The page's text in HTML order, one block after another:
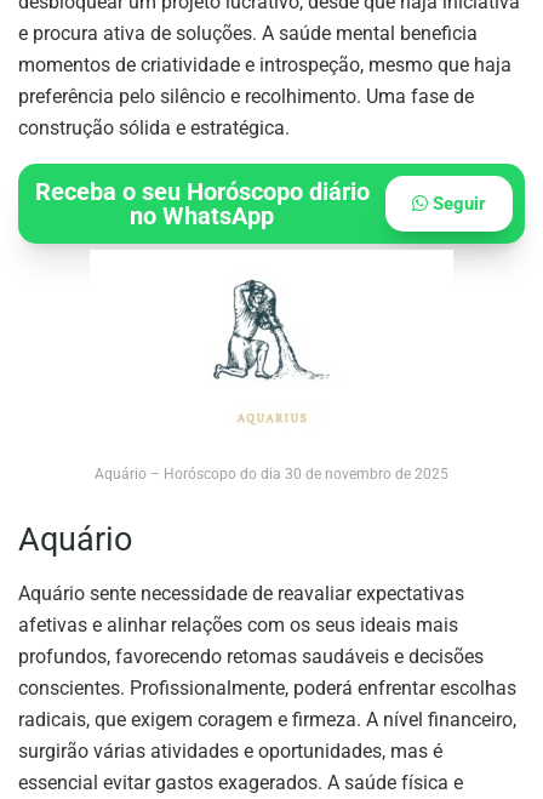
e procura ativa de soluções. A saúde mental beneficia
momentos de criatividade e introspeção, mesmo que haja
preferência pelo silêncio e recolhimento. Uma fase de
construção sólida e estratégica.
Receba o seu Horóscopo diário
no WhatsApp
Seguir
Aquário – Horóscopo do dia 30 de novembro de 2025
Aquário
Aquário sente necessidade de reavaliar expectativas
afetivas e alinhar relações com os seus ideais mais
profundos, favorecendo retomas saudáveis e decisões
conscientes. Profissionalmente, poderá enfrentar escolhas
radicais, que exigem coragem e firmeza. A nível financeiro,
surgirão várias atividades e oportunidades, mas é
essencial evitar gastos exagerados. A saúde física e